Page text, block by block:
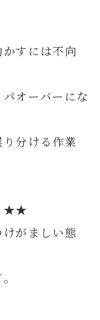
すには不向
オーバーにな
分ける作業
★★
がましい態